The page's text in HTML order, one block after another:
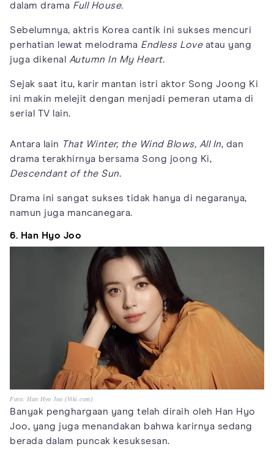
dalam drama Full House.
Sebelumnya, aktris Korea cantik ini sukses mencuri
perhatian lewat melodrama Endless Loveatau yang
juga dikenal Autumn In My Heart.
Sejak saat itu, karir mantan istri aktor Song Joong Ki
ini makin melejit dengan menjadi pemeran utama di
serial TV lain.
Antara lain That Winter, the Wind Blows, All In, dan
drama terakhirnya bersama Song joong Ki,
Descendant of the Sun.
Drama ini sangat sukses tidak hanya di negaranya,
namun juga mancanegara.
6. Han Hyo Joo
Foto: Han Hyo Joo (Viki.com)
Banyak penghargaan yang telah diraih oleh Han Hyo
Joo, yang juga menandakan bahwa karirnya sedang
berada dalam puncak kesuksesan.